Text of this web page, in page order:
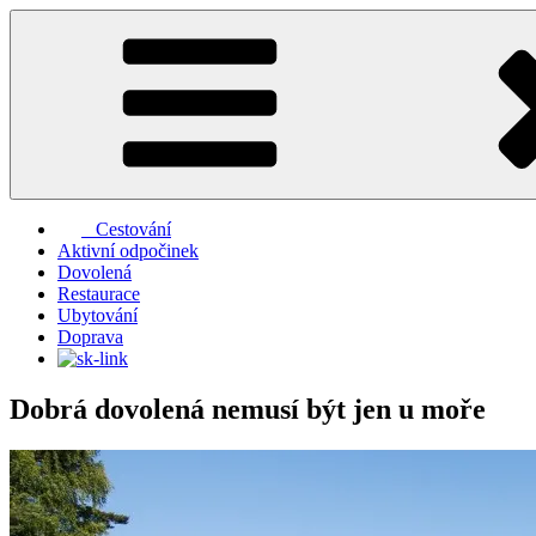
Přejít
Cestování
Aktivní odpočinek
Dovolená
Restaurace
Ubytování
Doprava
Dobrá dovolená nemusí být jen u moře